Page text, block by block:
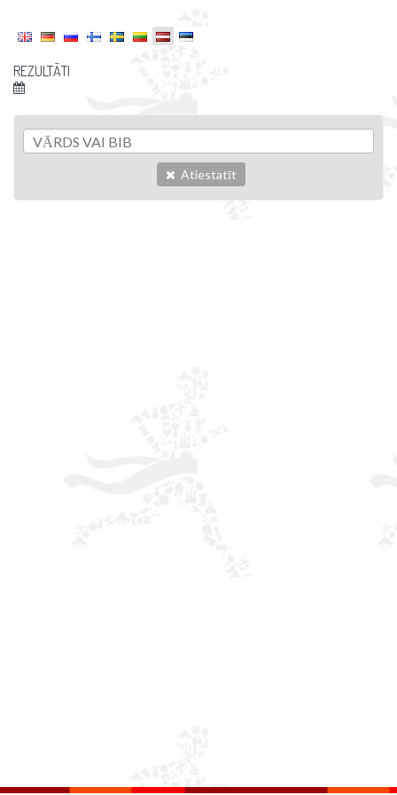
REZULTĀTI
Atiestatīt